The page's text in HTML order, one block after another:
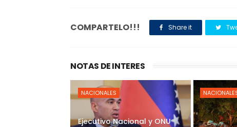
COMPARTELO!!! Share it
NOTAS DE INTERES
NACIONALES
Ejecutivo Nacional y ONU